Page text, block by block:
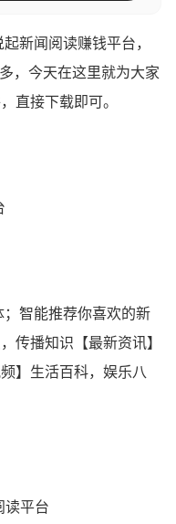
起新闻阅读赚钱平台，
，今天在这里就为大家
直接下载即可。
智能推荐你喜欢的新
传播知识【最新资讯】
】生活百科，娱乐八
平台